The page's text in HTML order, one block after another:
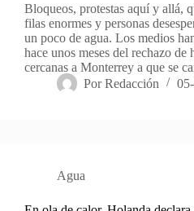
Bloqueos, protestas aquí y allá,
filas enormes y personas
un poco de agua. Los medios
hace unos meses del rechazo de
cercanas a Monterrey a que se
Por Redacción
Agua